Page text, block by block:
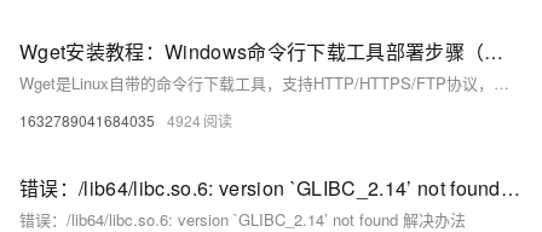
Wget安装教程：Windows命令行下载工具部署步骤（附环境变量配置方法）
Wget是Linux自带的命令行下载工具，支持HTTP/HTTPS/FTP协议，Windows需手动安装。下载单文件版wget.exe，放入指定文件夹并配置系统环境变量Path，即可在cmd中通过`wget + 网址`快速下载文件，操作简便高效。
1632789041684035 4924
错误：/lib64/libc.so.6: version `GLIBC_2.14’ not found 解决办法
错误：/lib64/libc.so.6: version `GLIBC_2.14’ not found 解决办法